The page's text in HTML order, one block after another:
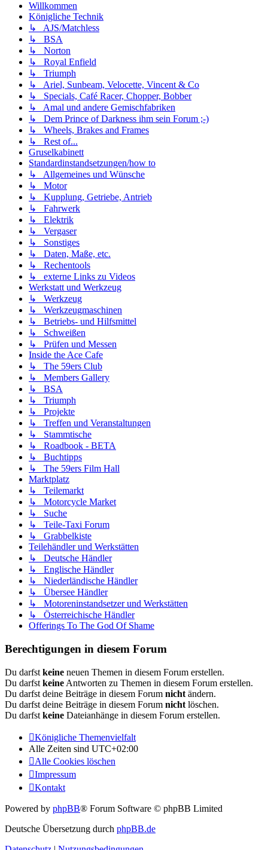
Willkommen
Königliche Technik
↳ AJS/Matchless
↳ BSA
↳ Norton
↳ Royal Enfield
↳ Triumph
↳ Ariel, Sunbeam, Velocette, Vincent & Co
↳ Specials, Café Racer, Chopper, Bobber
↳ Amal und andere Gemischfabriken
↳ Dem Prince of Darkness ihm sein Forum ;-)
↳ Wheels, Brakes and Frames
↳ Rest of...
Gruselkabinett
Standardinstandsetzungen/how to
↳ Allgemeines und Wünsche
↳ Motor
↳ Kupplung, Getriebe, Antrieb
↳ Fahrwerk
↳ Elektrik
↳ Vergaser
↳ Sonstiges
↳ Daten, Maße, etc.
↳ Rechentools
↳ externe Links zu Videos
Werkstatt und Werkzeug
↳ Werkzeug
↳ Werkzeugmaschinen
↳ Betriebs- und Hilfsmittel
↳ Schweißen
↳ Prüfen und Messen
Inside the Ace Cafe
↳ The 59ers Club
↳ Members Gallery
↳ BSA
↳ Triumph
↳ Projekte
↳ Treffen und Veranstaltungen
↳ Stammtische
↳ Roadbook - BETA
↳ Buchtipps
↳ The 59ers Film Hall
Marktplatz
↳ Teilemarkt
↳ Motorcycle Market
↳ Suche
↳ Teile-Taxi Forum
↳ Grabbelkiste
Teilehändler und Werkstätten
↳ Deutsche Händler
↳ Englische Händler
↳ Niederländische Händler
↳ Übersee Händler
↳ Motoreninstandsetzer und Werkstätten
↳ Österreichische Händler
Offerings To The God Of Shame
Berechtigungen in diesem Forum
Du darfst keine neuen Themen in diesem Forum erstellen.
Du darfst keine Antworten zu Themen in diesem Forum erstellen.
Du darfst deine Beiträge in diesem Forum nicht ändern.
Du darfst deine Beiträge in diesem Forum nicht löschen.
Du darfst keine Dateianhänge in diesem Forum erstellen.
Königliche Themenvielfalt
Alle Zeiten sind UTC+02:00
Alle Cookies löschen
Impressum
Kontakt
Powered by phpBB® Forum Software © phpBB Limited
Deutsche Übersetzung durch phpBB.de